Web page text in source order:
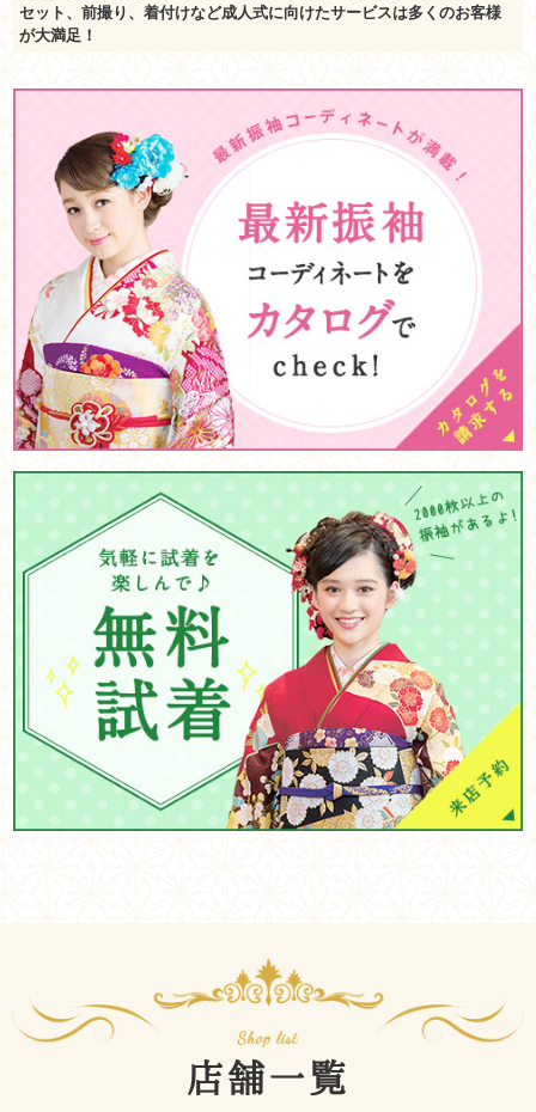
セット、前撮り、着付けなど成人式に向けたサービスは多くのお客様
が大満足！
店舗一覧